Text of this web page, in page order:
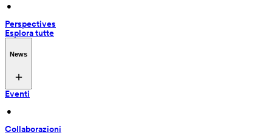
•
Perspectives
Esplora tutte
News
Eventi
•
Collaborazioni